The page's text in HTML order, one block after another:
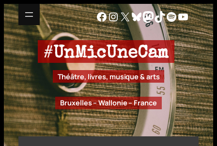
Aller
au
contenu
Facebook
Instagram
X Bluesky
Mastodon
TikTok
Spotify
#UnMicUneCam
Théâtre, livres, musique & arts
Bruxelles – Wallonie – France